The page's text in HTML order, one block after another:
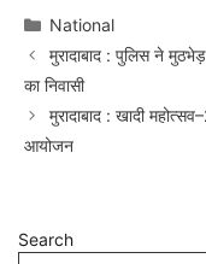
Categories
National
मुरादाबाद : पुलिस ने
का निवासी
मुरादाबाद : खादी
आयोजन
Search